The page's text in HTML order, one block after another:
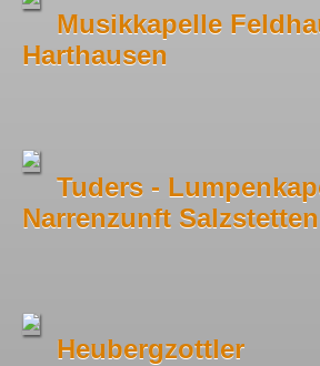
Musikkapelle
Harthausen
Tuders -
Narrenzunft Salzstetten
Heubergzottler